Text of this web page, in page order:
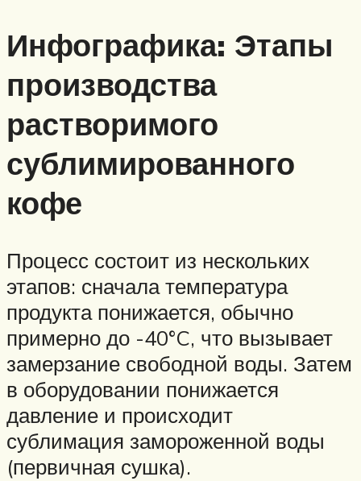
Инфографика: Этапы
производства
растворимого
сублимированного
кофе
Процесс состоит из нескольких
этапов: сначала температура
продукта понижается, обычно
примерно до -40°C, что вызывает
замерзание свободной воды. Затем
в оборудовании понижается
давление и происходит
сублимация замороженной воды
(первичная сушка).